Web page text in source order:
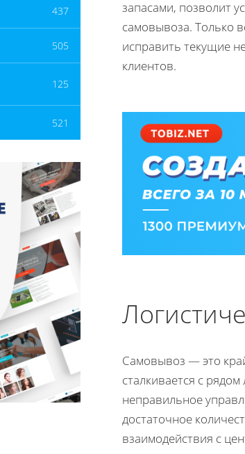
437
505
125
521
запасами, позволит
самовывоза. Только
исправить текущие
клиентов.
Самовывоз — это
сталкивается с
неправильное
достаточное
взаимодействия с